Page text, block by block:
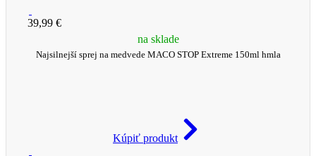
39,99 €
na sklade
Najsilnejší sprej na medvede MACO STOP Extreme 150ml hmla
Kúpiť produkt